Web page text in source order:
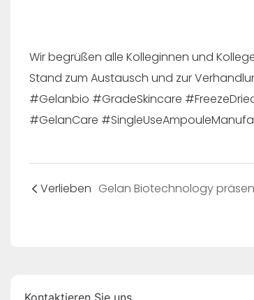
Wir begrüßen alle Kolleginnen und
Stand zum Austausch und zur
#Gelanbio #GradeSkincare
#GelanCare
Verlieben
Kontaktieren Sie uns